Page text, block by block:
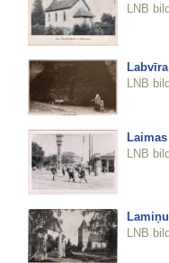
LNB
LNB
LNB
LNB